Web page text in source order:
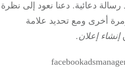
رسالة دعائية. دعنا نعود إلى نظرة
أخرى ومع تحديد علامة
إنشاء إعلان.